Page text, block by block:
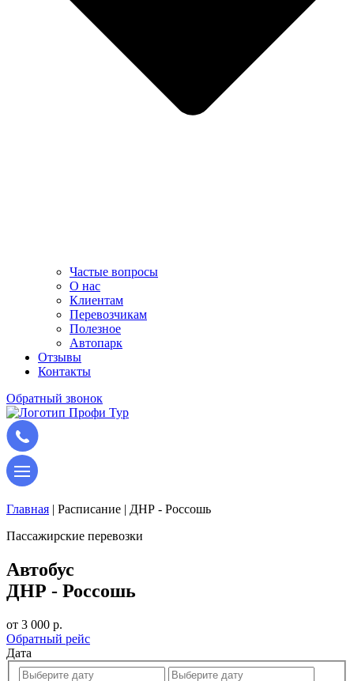
Частые вопросы
О нас
Клиентам
Перевозчикам
Полезное
Автопарк
Отзывы
Контакты
Обратный звонок
Главная | Расписание | ДНР - Россошь
Пассажирские перевозки
Автобус
ДНР - Россошь
от 3 000 р.
Обратный рейс
Дата